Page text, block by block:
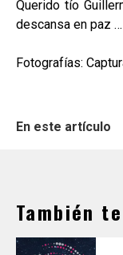
Querido tío
descansa en paz …
Fotografías:
En este artículo
También